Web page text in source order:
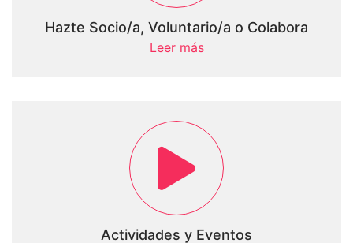
Hazte Socio/a, Voluntario/a o Colabora
Leer más
Actividades y Eventos